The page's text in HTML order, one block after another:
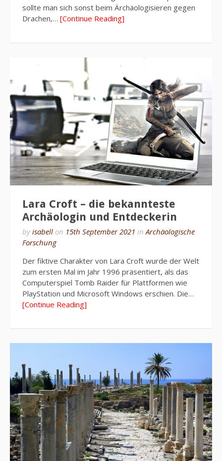
sollte man sich sonst beim Ärchäologisieren gegen
Drachen,… [Continue Reading]
Lara Croft – die bekannteste
Archäologin und Entdeckerin
byisabell on 15th September 2021 in Archäologische
Forschung
Der fiktive Charakter von Lara Croft wurde der Welt
zum ersten Mal im Jahr 1996 präsentiert, als das
Computerspiel Tomb Raider für Plattformen wie
PlayStation und Microsoft Windows erschien. Die…
[Continue Reading]